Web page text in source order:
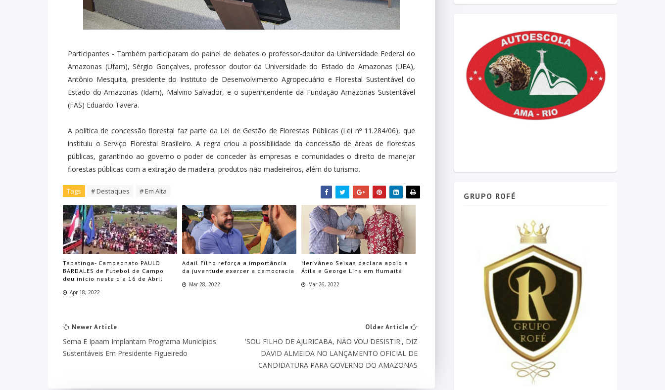
Participantes - Também participaram do painel de debates o professor-doutor da Universidade Federal do
Amazonas (Ufam), Sérgio Gonçalves, professor doutor da Universidade do Estado do Amazonas (UEA),
Antônio Mesquita, presidente do Instituto de Desenvolvimento Agropecuário e Florestal Sustentável do
Estado do Amazonas (Idam), Malvino Salvador, e o superintendente da Fundação Amazonas Sustentável
(FAS) Eduardo Tavera.
A política de concessão florestal faz parte da Lei de Gestão de Florestas Públicas (Lei nº 11.284/06), que
instituiu o Serviço Florestal Brasileiro. A regra criou a possibilidade da concessão de áreas de florestas
públicas, garantindo ao governo o poder de conceder às empresas e comunidades o direito de manejar
florestas públicas com a extração de madeira, produtos não madeireiros, além do turismo.
Tags # Destaques # Em Alta
Tabatinga- Campeonato PAULO
BARDALES de Futebol de Campo
deu início neste dia 16 de Abril
Apr 18, 2022
Adail Filho reforça a importância
da juventude exercer a democracia
Mar 28, 2022
Herivâneo Seixas declara apoio a
Átila e George Lins em Humaitá
Mar 26, 2022
Newer Article
Sema E Ipaam Implantam Programa Municípios
Sustentáveis Em Presidente Figueiredo
Older Article
'SOU FILHO DE AJURICABA, NÃO VOU DESISTIR', DIZ
DAVID ALMEIDA NO LANÇAMENTO OFICIAL DE
CANDIDATURA PARA GOVERNO DO AMAZONAS
GRUPO ROFÉ